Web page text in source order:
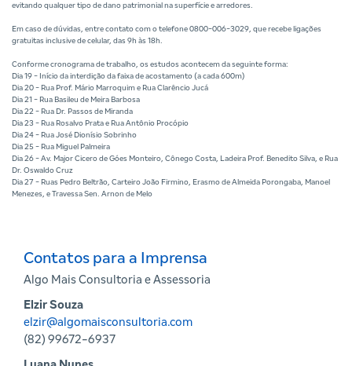
evitando qualquer tipo de dano patrimonial na superfície e arredores.
Em caso de dúvidas, entre contato com o telefone 0800-006-3029, que recebe ligações
gratuitas inclusive de celular, das 9h às 18h.
Conforme cronograma de trabalho, os estudos acontecem da seguinte forma:
Dia 19 - Início da interdição da faixa de acostamento (a cada 600m)
Dia 20 - Rua Prof. Mário Marroquim e Rua Clarêncio Jucá
Dia 21 - Rua Basileu de Meira Barbosa
Dia 22 - Rua Dr. Passos de Miranda
Dia 23 - Rua Rosalvo Prata e Rua Antônio Procópio
Dia 24 - Rua José Dionísio Sobrinho
Dia 25 - Rua Miguel Palmeira
Dia 26 - Av. Major Cicero de Góes Monteiro, Cônego Costa, Ladeira Prof. Benedito Silva, e Rua
Dr. Oswaldo Cruz
Dia 27 - Ruas Pedro Beltrão, Carteiro João Firmino, Erasmo de Almeida Porongaba, Manoel
Menezes, e Travessa Sen. Arnon de Melo
Contatos para a Imprensa
Algo Mais Consultoria e Assessoria
Elzir Souza
elzir@algomaisconsultoria.com
(82) 99672-6937